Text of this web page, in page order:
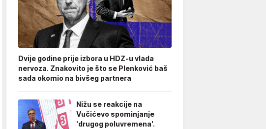
Dvije godine prije izbora u HDZ-u vlada
nervoza. Znakovito je što se Plenković baš
sada okomio na bivšeg partnera
Nižu se reakcije na
Vučićevo spominjanje
'drugog poluvremena'.